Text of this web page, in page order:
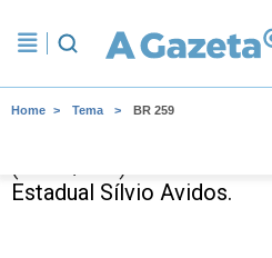
Home Tema BR 259